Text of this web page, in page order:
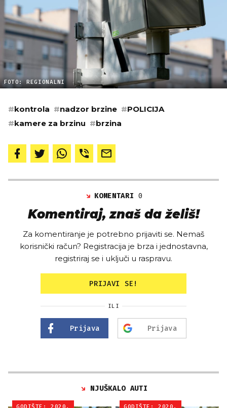
FOTO: REGIONALNI
#kontrola #nadzor brzine #POLICIJA
#kamere za brzinu #brzina
KOMENTARI0
Komentiraj, znaš da želiš!
Za komentiranje je potrebno prijaviti se. Nemaš
korisnički račun? Registracija je brza i jednostavna,
registriraj se i uključi u raspravu.
PRIJAVI SE!
ILI
Prijava Prijava
NJUŠKALO AUTI